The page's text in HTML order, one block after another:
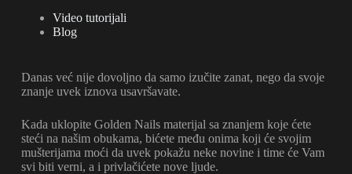
Video tutorijali
Blog
Danas već nije dovoljno da samo izučite zanat, nego da svoje
znanje uvek iznova usavršavate.
Kada uklopite Golden Nails materijal sa znanjem koje ćete
steći na našim obukama, bićete među onima koji će svojim
mušterijama moći da uvek pokažu neke novine i time će Vam
svi biti verni, a i privlačićete nove ljude.